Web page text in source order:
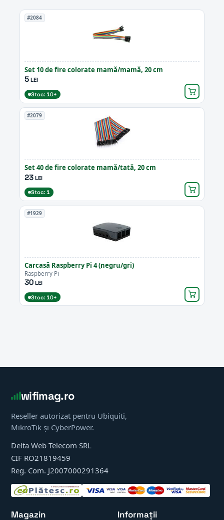
#2084
Set 10 de fire colorate mamă/mamă, 20 cm
5LEI
Stoc: 10+
#2079
Set 40 de fire colorate mamă/tată, 20 cm
23LEI
Stoc: 1
#1929
Carcasă Raspberry Pi 4 (negru/gri)
Raspberry Pi
30LEI
Stoc: 10+
wifimag.ro
Reseller autorizat pentru Ubiquiti,
MikroTik și CyberPower.
Delta Web Telecom SRL
CIF RO21819459
Reg. Com. J2007000291364
Magazin Informații